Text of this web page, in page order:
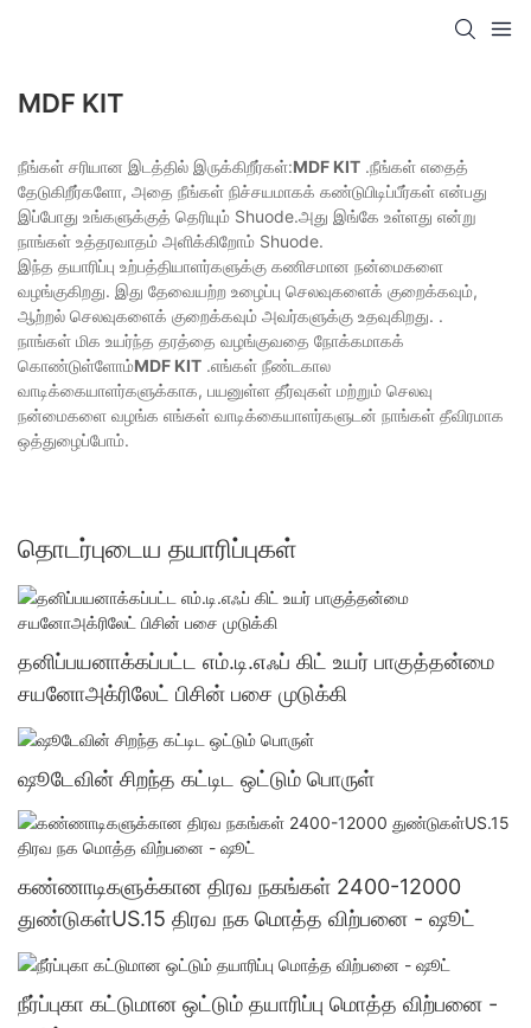
MDF KIT
நீங்கள் சரியான இடத்தில் இருக்கிறீர்கள்:MDF KIT .நீங்கள் எதைத்
தேடுகிறீர்களோ, அதை நீங்கள் நிச்சயமாகக் கண்டுபிடிப்பீர்கள் என்பது
இப்போது உங்களுக்குத் தெரியும் Shuode.அது இங்கே உள்ளது என்று
நாங்கள் உத்தரவாதம் அளிக்கிறோம் Shuode.
இந்த தயாரிப்பு உற்பத்தியாளர்களுக்கு கணிசமான நன்மைகளை
வழங்குகிறது. இது தேவையற்ற உழைப்பு செலவுகளைக் குறைக்கவும்,
ஆற்றல் செலவுகளைக் குறைக்கவும் அவர்களுக்கு உதவுகிறது. .
நாங்கள் மிக உயர்ந்த தரத்தை வழங்குவதை நோக்கமாகக்
கொண்டுள்ளோம்MDF KIT .எங்கள் நீண்டகால
வாடிக்கையாளர்களுக்காக, பயனுள்ள தீர்வுகள் மற்றும் செலவு
நன்மைகளை வழங்க எங்கள் வாடிக்கையாளர்களுடன் நாங்கள் தீவிரமாக
ஒத்துழைப்போம்.
தொடர்புடைய தயாரிப்புகள்
தனிப்பயனாக்கப்பட்ட எம்.டி.எஃப் கிட் உயர் பாகுத்தன்மை
சயனோஅக்ரிலேட் பிசின் பசை முடுக்கி
ஷூடேவின் சிறந்த கட்டிட ஒட்டும் பொருள்
கண்ணாடிகளுக்கான திரவ நகங்கள் 2400-12000
துண்டுகள்US.15 திரவ நக மொத்த விற்பனை - ஷூட்
நீர்ப்புகா கட்டுமான ஒட்டும் தயாரிப்பு மொத்த விற்பனை -